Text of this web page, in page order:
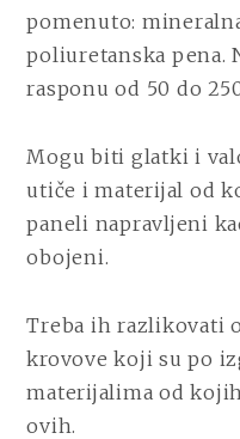
pomenuto:
poliuretanska pena.
rasponu od 50 do
Mogu biti glatki i
utiče i materijal od
paneli napravljeni
obojeni.
Treba ih razlikovati
krovove koji su po
materijalima od
ovih.